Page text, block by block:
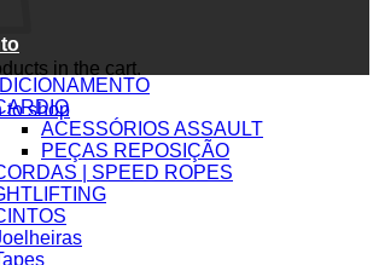
in the cart.
to shop
ACESSÓRIOS ASSAULT
PEÇAS REPOSIÇÃO
| SPEED ROPES